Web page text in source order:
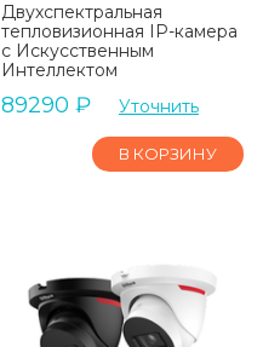
Двухспектральная
тепловизионная IP-камера
с Искусственным
Интеллектом
89290 ₽ Уточнить
В КОРЗИНУ